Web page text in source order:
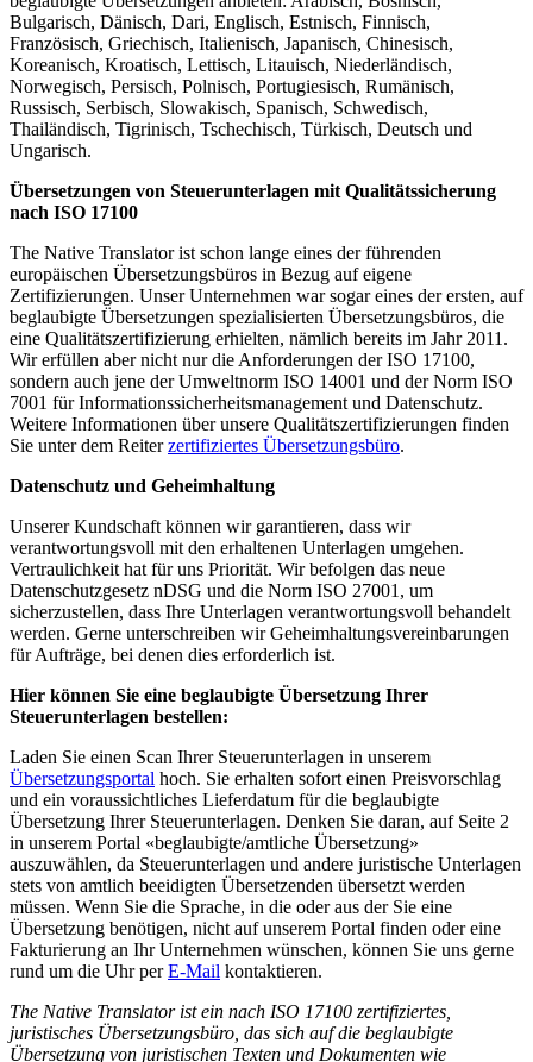
Bulgarisch, Dänisch, Dari, Englisch, Estnisch, Finnisch,
Französisch, Griechisch, Italienisch, Japanisch, Chinesisch,
Koreanisch, Kroatisch, Lettisch, Litauisch, Niederländisch,
Norwegisch, Persisch, Polnisch, Portugiesisch, Rumänisch,
Russisch, Serbisch, Slowakisch, Spanisch, Schwedisch,
Thailändisch, Tigrinisch, Tschechisch, Türkisch, Deutsch und
Ungarisch.
Übersetzungen von Steuerunterlagen mit Qualitätssicherung
nach ISO 17100
The Native Translator ist schon lange eines der führenden
europäischen Übersetzungsbüros in Bezug auf eigene
Zertifizierungen. Unser Unternehmen war sogar eines der ersten, auf
beglaubigte Übersetzungen spezialisierten Übersetzungsbüros, die
eine Qualitätszertifizierung erhielten, nämlich bereits im Jahr 2011.
Wir erfüllen aber nicht nur die Anforderungen der ISO 17100,
sondern auch jene der Umweltnorm ISO 14001 und der Norm ISO
7001 für Informationssicherheitsmanagement und Datenschutz.
Weitere Informationen über unsere Qualitätszertifizierungen finden
Sie unter dem Reiterzertifiziertes Übersetzungsbüro.
Datenschutz und Geheimhaltung
Unserer Kundschaft können wir garantieren, dass wir
verantwortungsvoll mit den erhaltenen Unterlagen umgehen.
Vertraulichkeit hat für uns Priorität. Wir befolgen das neue
Datenschutzgesetz nDSG und die Norm ISO 27001, um
sicherzustellen, dass Ihre Unterlagen verantwortungsvoll behandelt
werden. Gerne unterschreiben wir Geheimhaltungsvereinbarungen
für Aufträge, bei denen dies erforderlich ist.
Hier können Sie eine beglaubigte Übersetzung Ihrer
Steuerunterlagen bestellen:
Laden Sie einen Scan Ihrer Steuerunterlagen in unserem
Übersetzungsportal hoch. Sie erhalten sofort einen Preisvorschlag
und ein voraussichtliches Lieferdatum für die beglaubigte
Übersetzung Ihrer Steuerunterlagen. Denken Sie daran, auf Seite 2
in unserem Portal «beglaubigte/amtliche Übersetzung»
auszuwählen, da Steuerunterlagen und andere juristische Unterlagen
stets von amtlich beeidigten Übersetzenden übersetzt werden
müssen. Wenn Sie die Sprache, in die oder aus der Sie eine
Übersetzung benötigen, nicht auf unserem Portal finden oder eine
Fakturierung an Ihr Unternehmen wünschen, können Sie uns gerne
rund um die Uhr perE-Mail kontaktieren.
The Native Translator ist ein nach ISO 17100 zertifiziertes,
juristisches Übersetzungsbüro, das sich auf die beglaubigte
Übersetzung von juristischen Texten und Dokumenten wie